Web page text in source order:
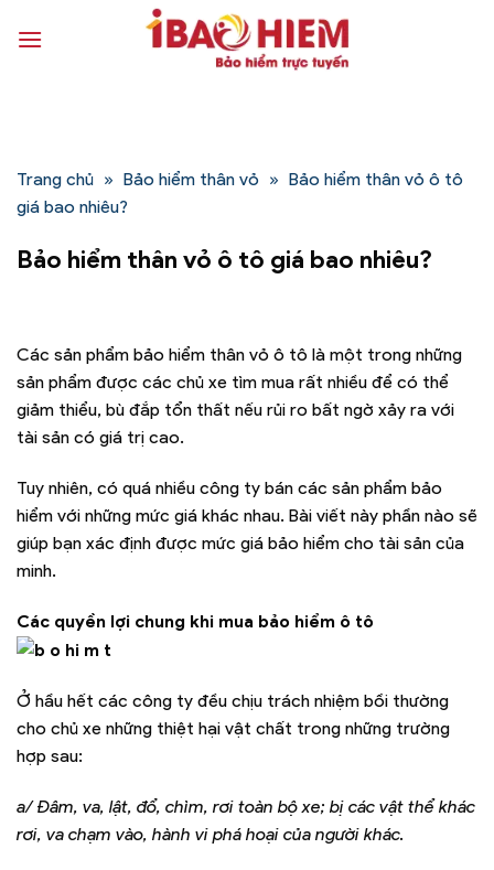
qua
Trang chủ » Bảo hiểm thân vỏ » Bảo hiểm thân vỏ ô tô
giá bao nhiêu?
Bảo hiểm thân vỏ ô tô giá bao nhiêu?
Các sản phẩm bảo hiểm thân vỏ ô tô là một trong những
sản phẩm được các chủ xe tìm mua rất nhiều để có thể
giảm thiểu, bù đắp tổn thất nếu rủi ro bất ngờ xảy ra với
tài sản có giá trị cao.
Tuy nhiên, có quá nhiều công ty bán các sản phẩm bảo
hiểm với những mức giá khác nhau. Bài viết này phần nào sẽ
giúp bạn xác định được mức giá bảo hiểm cho tài sản của
minh.
Các quyền lợi chung khi mua bảo hiểm ô tô
Ở hầu hết các công ty đều chịu trách nhiệm bồi thường
cho chủ xe những thiệt hại vật chất trong những trường
hợp sau:
a/ Đâm, va, lật, đổ, chìm, rơi toàn bộ xe; bị các vật thể khác
rơi, va chạm vào, hành vi phá hoại của người khác.